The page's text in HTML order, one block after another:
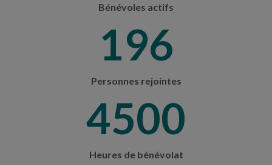
Bénévoles actifs
207
Personnes rejointes
4754
Heures de bénévolat